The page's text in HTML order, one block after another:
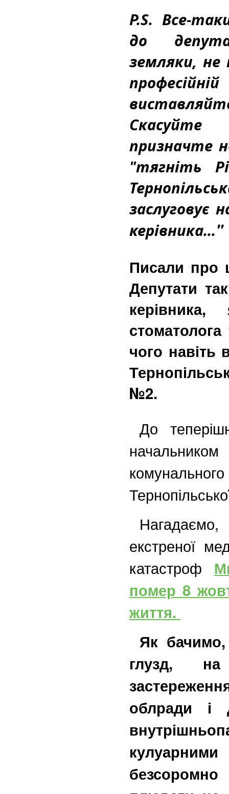
P.S. Все-
до
земляки, не
Скасуйте
призначте
"тягніть
заслуговує
керівника..."
Писали про
Депутати
чого навіть
№2.
До
Нагадаємо,
екстреної
катастроф
помер 8
життя.
Як
глузд,
облради і
безсоромно